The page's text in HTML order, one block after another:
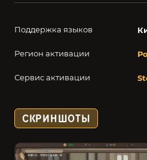
Поддержка языков
Регион активации
Сервис активации
СКРИНШОТЫ